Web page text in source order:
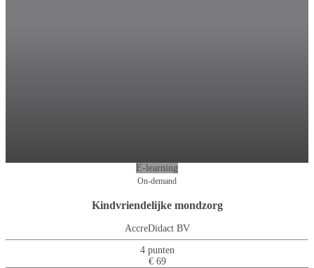
E-learning
On-demand
Kindvriendelijke mondzorg
AccreDidact BV
4 punten
€ 69